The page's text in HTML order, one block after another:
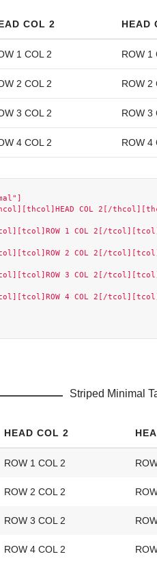
COL 2 HEAD
1 COL 2 ROW 1
2 COL 2 ROW 2
3 COL 2 ROW 3
4 COL 2 ROW 4
COL 2[/
1 COL 2[/
2 COL 2[/
3 COL 2[/
4 COL 2[/
Striped Minimal
HEAD COL 2
ROW 1 COL 2
ROW 2 COL 2
ROW 3 COL 2
ROW 4 COL 2